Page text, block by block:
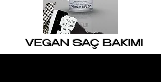
VEGAN SAÇ BAKIMI